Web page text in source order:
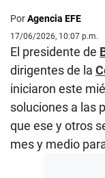
PorAgencia EFE
17/06/2026, 10:07 p.m.
El presidente de
dirigentes de la
iniciaron este
soluciones a las
que ese y otros
mes y medio